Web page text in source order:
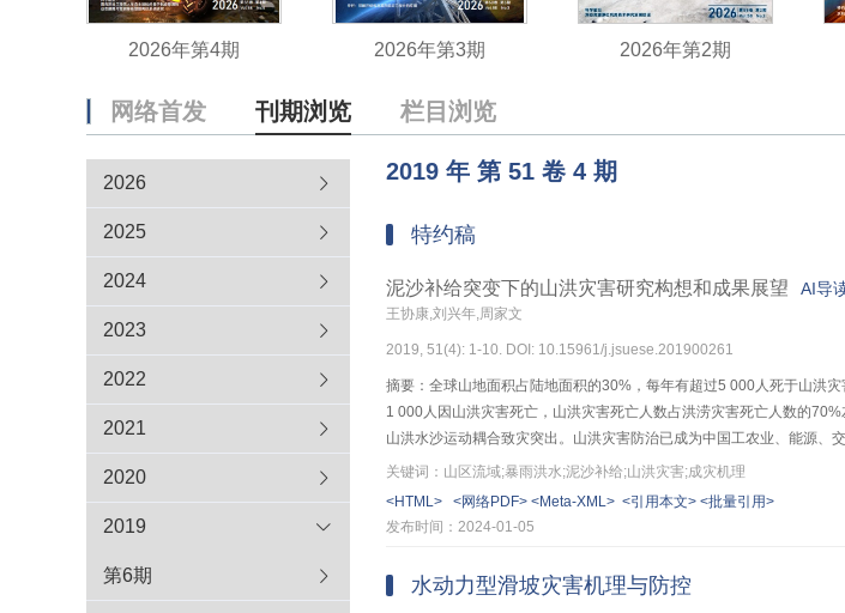
2026年第4期 2026年第3期 2026年第2期
网络首发 刊期浏览 栏目浏览
2026
2025
2024
2023
2022
2021
2020
2019
第6期
2019 年 第 51 卷 4 期
特约稿
泥沙补给突变下的山洪灾害研究构想和成果展望 AI导
王协康,刘兴年,周家文
2019, 51(4): 1-10. DOI: 10.15961/j.jsuese.201900261
摘要：全球山地面积占陆地面积的30%，每年有超过5 000人死于山洪
1 000人因山洪灾害死亡，山洪灾害死亡人数占洪涝灾害死亡人数的
山洪水沙运动耦合致灾突出。山洪灾害防治已成为中国工农业、能源、
灾害研究仍是中国当前防洪减灾工作的重点和难点。面对严峻的山洪
大山洪水沙灾害防治的实际需求，突出表现为泥沙补给突变对重大山
运动防灾减灾的区域联动性考虑不全等。因此，急需通过系统梳理暴
用是重大山洪灾害的关键源动力。“泥沙补给突变下的山洪灾害研究”项
关键词：山区流域;暴雨洪水;泥沙补给;山洪灾害;成灾机理
<HTML>
<网络PDF> <Meta-XML> <引用本文> <批量引用>
发布时间：2024-01-05
水动力型滑坡灾害机理与防控